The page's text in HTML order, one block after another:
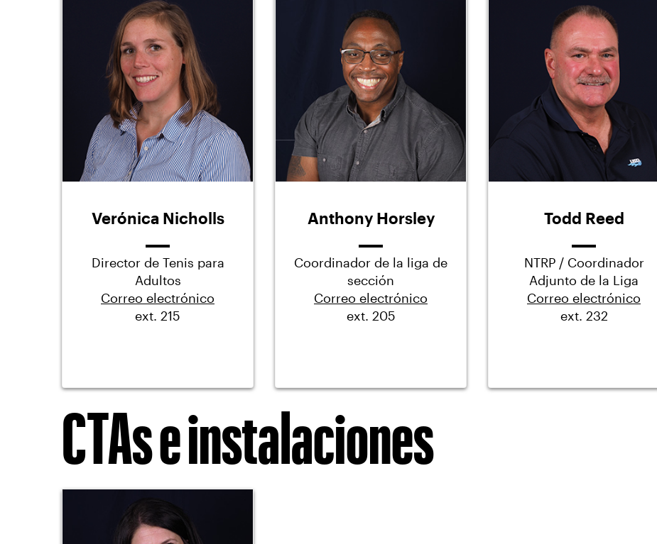
Verónica Nicholls
Director de Tenis para
Adultos
Correo electrónico
ext. 215
Anthony Horsley
Coordinador de la liga de
sección
Correo electrónico
ext. 205
Todd Reed
NTRP / Coordinador
Adjunto de la Liga
Correo electrónico
ext. 232
CTAs e instalaciones